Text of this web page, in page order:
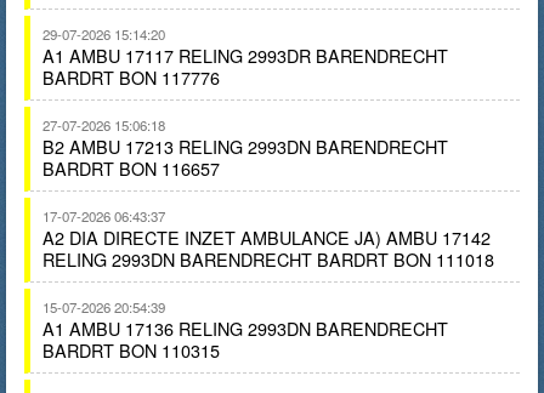
29-07-2026 15:14:20
A1 AMBU 17117 RELING 2993DR BARENDRECHT
BARDRT BON 117776
27-07-2026 15:06:18
B2 AMBU 17213 RELING 2993DN BARENDRECHT
BARDRT BON 116657
17-07-2026 06:43:37
A2 DIA DIRECTE INZET AMBULANCE JA) AMBU 17142
RELING 2993DN BARENDRECHT BARDRT BON 111018
15-07-2026 20:54:39
A1 AMBU 17136 RELING 2993DN BARENDRECHT
BARDRT BON 110315